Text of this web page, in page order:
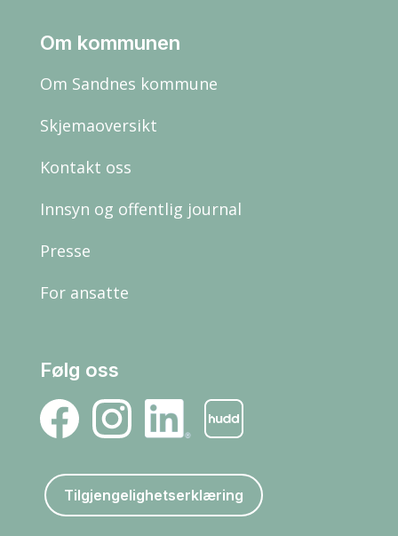
Om kommunen
Om Sandnes kommune
Skjemaoversikt
Kontakt oss
Innsyn og offentlig journal
Presse
For ansatte
Følg oss
Tilgjengelighetserklæring